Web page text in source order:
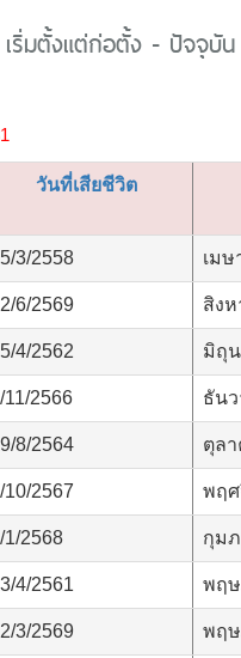
เริ่มตั้งแต่ก่อตั้ง - ปัจจุบัน
วันที่เสียชีวิต
3/2558 เม
6/2569 สิง
4/2562 มิถุ
11/2566 ธัน
8/2564 ตุล
10/2567 พฤ
1/2568 กุม
4/2561 พฤ
3/2569 พฤ